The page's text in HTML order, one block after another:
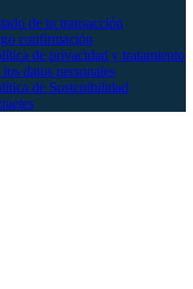
de tu transacción
confirmación
de privacidad y tratamiento
los datos personales
de Sostenibilidad